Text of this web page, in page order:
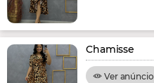
Chamisse
Ver anúncio